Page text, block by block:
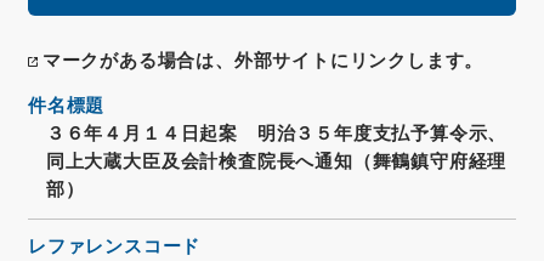
マークがある場合は、外部サイトにリンクします。
件名標題
３６年４月１４日起案 明治３５年度支払予算令示、
同上大蔵大臣及会計検査院長へ通知（舞鶴鎮守府経理
部）
レファレンスコード